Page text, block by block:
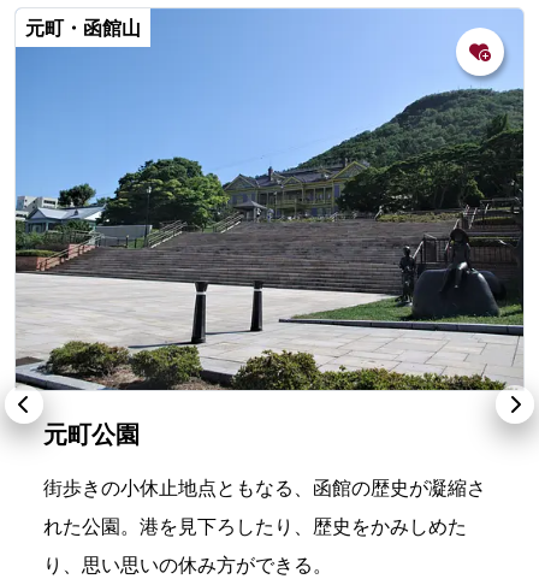
元町・函館山
元町公園
街歩きの小休止地点ともなる、函館の歴史が凝縮さ
れた公園。港を見下ろしたり、歴史をかみしめた
り、思い思いの休み方ができる。